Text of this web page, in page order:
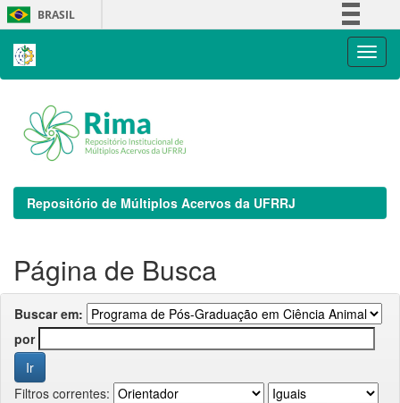
Skip
navigation
BRASIL
Repositório de Múltiplos Acervos da UFRRJ
Página de Busca
Buscar em:
por
Filtros correntes: